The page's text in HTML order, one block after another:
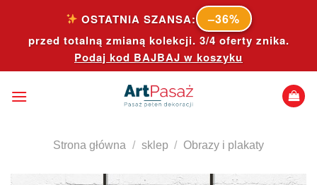
content
OSTATNIA SZANSA: –36%
przed totalną zmianą kolekcji. 3/4 oferty znika.
Podaj kod BAJBAJ w koszyku
Strona główna / sklep / Obrazy i plakaty